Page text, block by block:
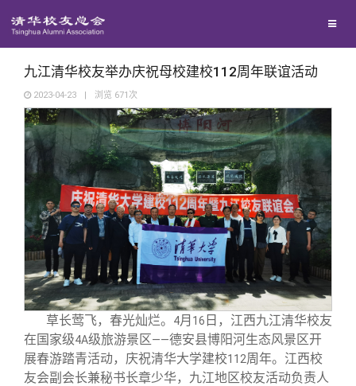
地区联络
年级联络
院系校友工作
专业委员会
兴趣群体
西南联大校友会
回馈母校
捐赠项目
捐赠新闻
捐赠纪事
捐赠方法
义工计划
媒体平台
《清华校友通讯》
《水木清华》
我要订阅
新媒体平台
百年清华
清华人物
清华故事
青春风采
校友文苑
校友服务
终身学习
信息化服务
三创大赛
校友总会
总会简介
会长致辞
关闭
九江清华校友举办庆祝母校建校112周年联谊活动
2023-04-23 | 浏览 671 次
草长莺飞，春光灿烂。 4月 16 日，江西九江清华校友
在国家级4A级旅游景区——德安县博阳河生态风景区开
展春游踏青活动，庆祝清华大学建校112周年。江西校
友会副会长兼秘书长章少华，九江地区校友活动负责人